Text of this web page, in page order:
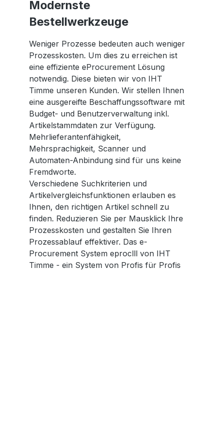
Modernste
Bestellwerkzeuge
Weniger Prozesse bedeuten auch weniger
Prozesskosten. Um dies zu erreichen ist
eine effiziente eProcurement Lösung
notwendig. Diese bieten wir von IHT
Timme unseren Kunden. Wir stellen Ihnen
eine ausgereifte Beschaffungssoftware mit
Budget- und Benutzerverwaltung inkl.
Artikelstammdaten zur Verfügung.
Mehrlieferantenfähigkeit,
Mehrsprachigkeit, Scanner und
Automaten-Anbindung sind für uns keine
Fremdworte.
Verschiedene Suchkriterien und
Artikelvergleichsfunktionen erlauben es
Ihnen, den richtigen Artikel schnell zu
finden. Reduzieren Sie per Mausklick Ihre
Prozesskosten und gestalten Sie Ihren
Prozessablauf effektiver. Das e-
Procurement System eproclll von IHT
Timme - ein System von Profis für Profis